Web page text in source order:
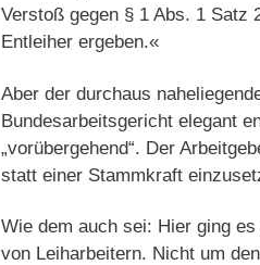
Verstoß gegen § 1 Abs. 1 Satz
Entleiher ergeben.«
Aber der durchaus
Bundesarbeitsgericht elegant
„vorübergehend“. Der
statt einer Stammkraft
Wie dem auch sei: Hier ging
von Leiharbeitern. Nicht um